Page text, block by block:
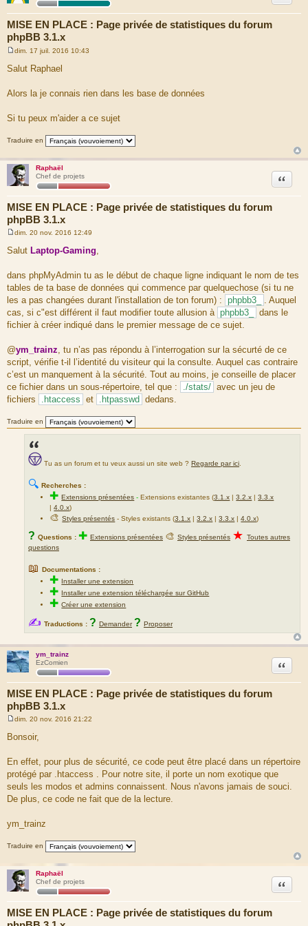
//$j2=$data['nomUser'];
}
$output4 .= '</table>';
echo $output4;
echo '</td>';
echo '<td>';
$output5 = '<table width="160" bgcolor="#6B8AA5" border="1"
align="center">';
année)</p></table>';
{
$output5 .= '<td>'.$s2=$data5['nomUser5'].'</td>';
$output5 .= '<td>'.$s1=$data5['nbPost5'].'</td>';
$output5 .= '</tr>';
// on affiche les informations de l'enregistrement en
cours
//$j1=$data['nbPost'];
//$j2=$data['nomUser'];
}
$output5 .= '</table>';
echo $output5;
echo '</tr>';
// on ferme la connexion à mysql
mysqli_close($db);
echo '</body></html>';
?>
MISE EN PLACE : Page privée de statistiques du forum
phpBB 3.1.x
e
s
g
dim. 17 juil. 2016 10:43
Salut Raphael
Alors la je connais rien dans les base de données
Si tu peux m'aider a ce sujet
Traduire en
Raphaël
Chef de projets
MISE EN PLACE : Page privée de statistiques du forum
phpBB 3.1.x
Citation
e
s
a
g
e
dim. 20 nov. 2016 12:49
Salut Laptop-Gaming,
dans phpMyAdmin tu as le début de chaque ligne indiquant le nom de tes
tables de ta base de données qui commence par quelquechose (si tu ne
les a pas changées durant l'installation de ton forum) : phpbb3_
. Auquel
cas, si c"est différent il faut modifier toute allusion à phpbb3_
dans le
fichier à créer indiqué dans le premier message de ce sujet.
@ym_trainz, tu n’as pas répondu à l’interrogation sur la sécurté de ce
script, vérifie t-il l’identité du visiteur qui la consulte. Auquel cas contraire
c’est un manquement à la sécurité. Tout au moins, je conseille de placer
ce fichier dans un sous-répertoire, tel que :
./stats/ avec un jeu de
fichiers
.htaccess et .htpasswd dedans.
Traduire en
Tu as un forum et tu veux aussi un site web ? Regarde par ici
🔍 Recherches :
✚Extensions présentées -Extensions existantes (3.1.x |3.2.x |3.3.x
|4.0.x)
🎨Styles présentés - Styles existants (3.1.x |3.2.x |3.3.x |4.0.x)
? Questions : ✚ Extensions présentées 🎨 Styles présentés ★ Toutes autres
questions
📖 Documentations :
✚ Installer une extension
✚ Installer une extension téléchargée sur GitHub
✚Créer une extension
✍ Traductions : ? Demander ? Proposer
ym_trainz
EzComien
MISE EN PLACE : Page privée de statistiques du forum
phpBB 3.1.x
Citation
s
g
e
dim. 20 nov. 2016 21:22
Bonsoir,
En effet, pour plus de sécurité, ce code peut être placé dans un répertoire
protégé par .htaccess . Pour notre site, il porte un nom exotique que
seuls les modos et admins connaissent. Nous n'avons jamais de souci.
De plus, ce code ne fait que de la lecture.
ym_trainz
Traduire en
Raphaël
Chef de projets
MISE EN PLACE : Page privée de statistiques du forum
Citation